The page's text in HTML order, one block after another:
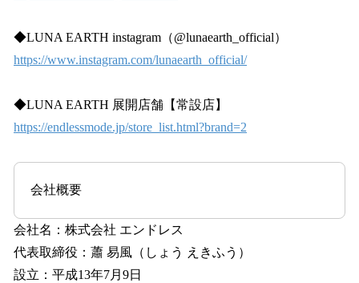
◆LUNA EARTH instagram（@lunaearth_official）
https://www.instagram.com/lunaearth_official/
◆LUNA EARTH 展開店舗【常設店】
https://endlessmode.jp/store_list.html?brand=2
会社概要
会社名：株式会社 エンドレス
代表取締役：蕭 易風（しょう えきふう）
設立：平成13年7月9日